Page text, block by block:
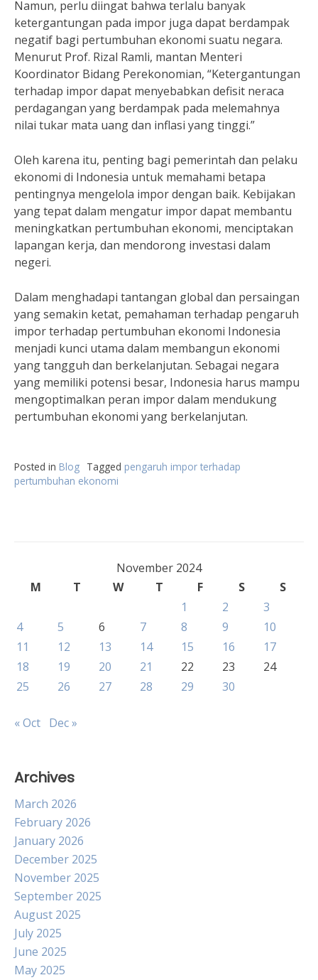
Namun, perlu diingat bahwa terlalu banyak
ketergantungan pada impor juga dapat berdampak
negatif bagi pertumbuhan ekonomi suatu negara.
Menurut Prof. Rizal Ramli, mantan Menteri
Koordinator Bidang Perekonomian, “Ketergantungan
terhadap impor dapat menyebabkan defisit neraca
perdagangan yang berdampak pada melemahnya
nilai tukar mata uang dan inflasi yang tinggi.”
Oleh karena itu, penting bagi pemerintah dan pelaku
ekonomi di Indonesia untuk memahami betapa
pentingnya mengelola impor dengan baik. Kebijakan
yang tepat dalam mengatur impor dapat membantu
meningkatkan pertumbuhan ekonomi, menciptakan
lapangan kerja, dan mendorong investasi dalam
negeri.
Dalam menghadapi tantangan global dan persaingan
yang semakin ketat, pemahaman terhadap pengaruh
impor terhadap pertumbuhan ekonomi Indonesia
menjadi kunci utama dalam membangun ekonomi
yang tangguh dan berkelanjutan. Sebagai negara
yang memiliki potensi besar, Indonesia harus mampu
mengoptimalkan peran impor dalam mendukung
pertumbuhan ekonomi yang berkelanjutan.
Posted in Blog Tagged pengaruh impor terhadap
pertumbuhan ekonomi
November 2024
M
T W T F S
S
1
2
3
4
5 6 7 8 9
10
11
12 13 14 15 16
17
18
19 20 21 22 23
24
25
26 27 28 29 30
« Oct Dec »
Archives
March 2026
February 2026
January 2026
December 2025
November 2025
September 2025
August 2025
July 2025
June 2025
May 2025